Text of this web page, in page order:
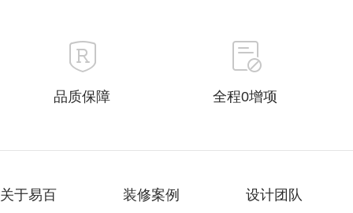
品质保障 全程0增项
关于易百 装修案例 设计团队